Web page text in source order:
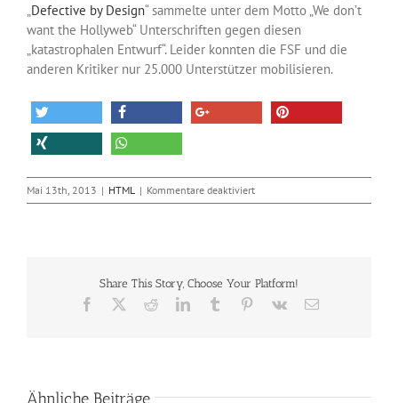
Defective by Design“ sammelte unter dem Motto „We don’t
want the Hollyweb“ Unterschriften gegen diesen
„katastrophalen Entwurf“. Leider konnten die FSF und die
anderen Kritiker nur 25.000 Unterstützer mobilisieren.
Mai 13th, 2013 | HTML | Kommentare deaktiviertfür
Die
bleibt
Share This Story, Choose Your Platform!
Facebook RedditLinkedInTumblr Pinterest
Vk
E-
Ähnliche Beiträge